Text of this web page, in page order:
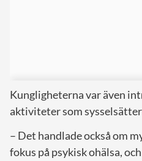
Kungligheterna var även
aktiviteter som
– Det handlade också om
fokus på psykisk ohälsa,